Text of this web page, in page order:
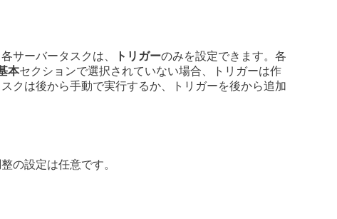
サーバータスクは、 トリガーのみを設定できます。各
本セクションで選択されていない場合、トリガーは作
クは後から手動で実行するか、トリガーを後から追加
の設定は任意です。